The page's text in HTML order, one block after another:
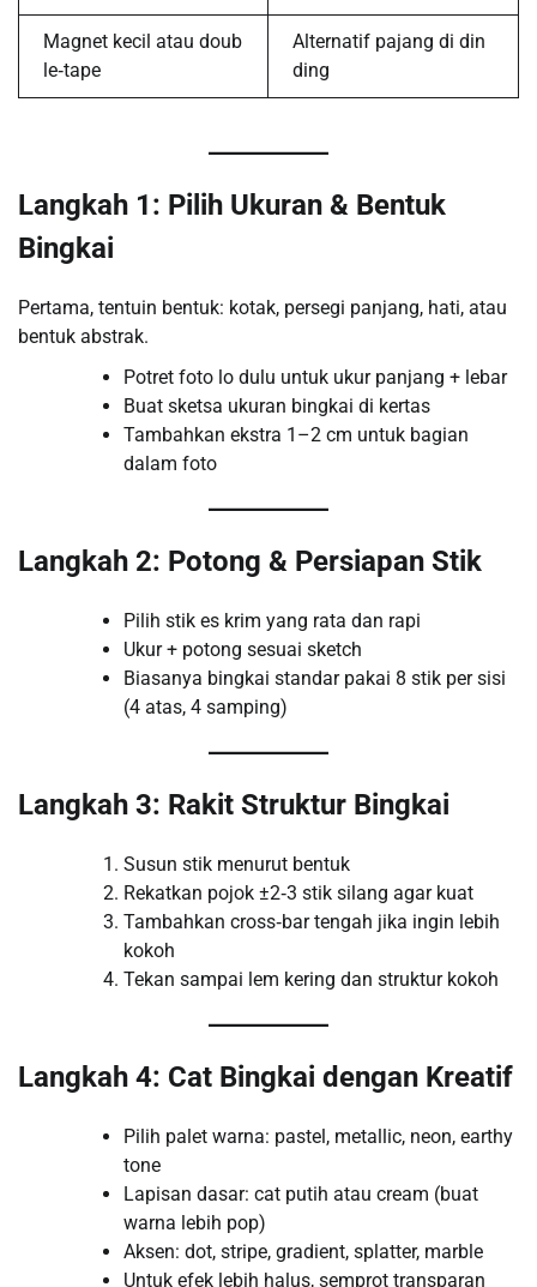
Magnet kecil atau doub
le‑tape
Alternatif pajang di din
ding
Langkah 1: Pilih Ukuran & Bentuk
Bingkai
Pertama, tentuin bentuk: kotak, persegi panjang, hati, atau
bentuk abstrak.
Potret foto lo dulu untuk ukur panjang + lebar
Buat sketsa ukuran bingkai di kertas
Tambahkan ekstra 1–2 cm untuk bagian
dalam foto
Langkah 2: Potong & Persiapan Stik
Pilih stik es krim yang rata dan rapi
Ukur + potong sesuai sketch
Biasanya bingkai standar pakai 8 stik per sisi
(4 atas, 4 samping)
Langkah 3: Rakit Struktur Bingkai
Susun stik menurut bentuk
Rekatkan pojok ±2‑3 stik silang agar kuat
Tambahkan cross‑bar tengah jika ingin lebih
kokoh
Tekan sampai lem kering dan struktur kokoh
Langkah 4: Cat Bingkai dengan Kreatif
Pilih palet warna: pastel, metallic, neon, earthy
tone
Lapisan dasar: cat putih atau cream (buat
warna lebih pop)
Aksen: dot, stripe, gradient, splatter, marble
Untuk efek lebih halus, semprot transparan